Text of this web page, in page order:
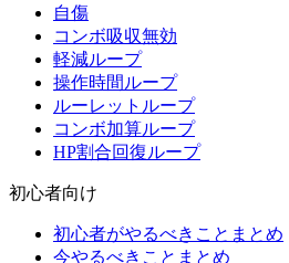
自傷
コンボ吸収無効
軽減ループ
操作時間ループ
ルーレットループ
コンボ加算ループ
HP割合回復ループ
初心者向け
初心者がやるべきことまとめ
今やるべきことまとめ